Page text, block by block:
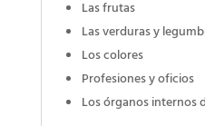
Las frutas
Las verduras y
Los colores
Profesiones y oficios
Los órganos internos